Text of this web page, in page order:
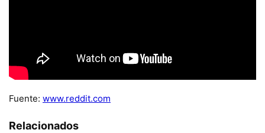
Fuente: www.reddit.com
Relacionados